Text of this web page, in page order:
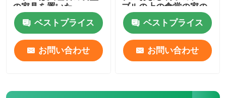
の家具を置いた
ベストプライス
お問い合わせ
ブルの上の食堂の家の
家具
ベストプライス
お問い合わせ